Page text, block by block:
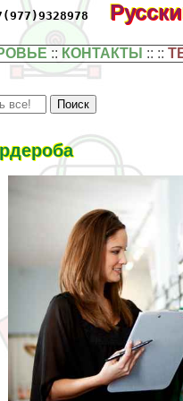
:: КОНТАКТЫ :: ::